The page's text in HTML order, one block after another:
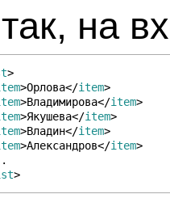
на
>
>Орлова</item>
>Владимирова</item>
>Якушева</item>
>Владин</item>
>Александров</item>
>